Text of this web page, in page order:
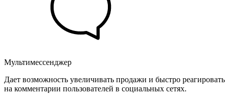
Мультимессенджер
Дает возможность увеличивать продажи и быстро реагировать
на комментарии пользователей в социальных сетях.